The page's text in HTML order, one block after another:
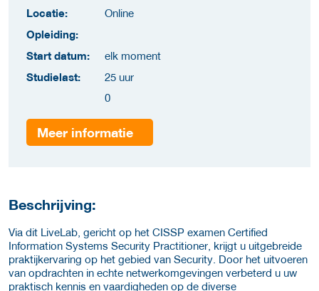
Locatie:
Online
Opleiding:
Start datum:
elk moment
Studielast:
25 uur
0
Meer informatie
Beschrijving:
Via dit LiveLab, gericht op het CISSP examen Certified
Information Systems Security Practitioner, krijgt u uitgebreide
praktijkervaring op het gebied van Security. Door het uitvoeren
van opdrachten in echte netwerkomgevingen verbeterd u uw
praktisch kennis en vaardigheden op de diverse